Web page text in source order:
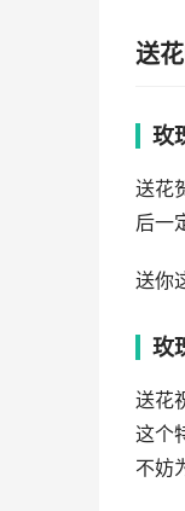
送
玫
送花
后一
送你
玫
送花
这个
不妨